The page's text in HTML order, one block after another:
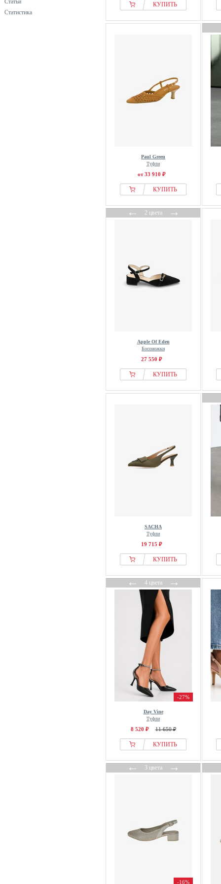
DeeZee
Статьи
Статистика
КУПИТЬ
Paul Green
Туфли
от 33 910 ₽
КУПИТЬ
←2 цвета→
Apple Of Eden
Босоножки
27 550 ₽
КУПИТЬ
SACHA
Туфли
19 715 ₽
КУПИТЬ
←4 цвета→
-27%
Day Vine
Туфли
8 520 ₽ 11 650 ₽
КУПИТЬ
←3 цвета→
-16%